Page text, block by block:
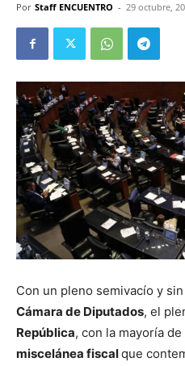
Por Staff ENCUENTRO - 29 octubre,
Con un pleno semivacío y
Cámara de Diputados, el
República, con la mayoría de
miscelánea fiscalque